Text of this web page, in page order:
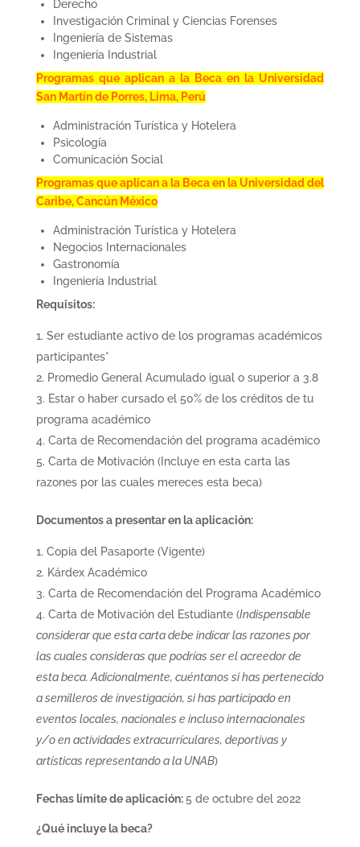
Derecho
Investigación Criminal y Ciencias Forenses
Ingeniería de Sistemas
Ingeniería Industrial
Programas que aplican a la Beca en la Universidad
San Martín de Porres, Lima, Perú
Administración Turística y Hotelera
Psicología
Comunicación Social
Programas que aplican a la Beca en la Universidad del
Caribe, Cancún México
Administración Turística y Hotelera
Negocios Internacionales
Gastronomía
Ingeniería Industrial
Requisitos:
Ser estudiante activo de los programas académicos
participantes*
Promedio General Acumulado igual o superior a 3.8
Estar o haber cursado el 50% de los créditos de tu
programa académico
Carta de Recomendación del programa académico
Carta de Motivación (Incluye en esta carta las
razones por las cuales mereces esta beca)
Documentos a presentar en la aplicación:
Copia del Pasaporte (Vigente)
Kárdex Académico
Carta de Recomendación del Programa Académico
Carta de Motivación del Estudiante (Indispensable
considerar que esta carta debe indicar las razones por
las cuales consideras que podrías ser el acreedor de
esta beca. Adicionalmente, cuéntanos si has pertenecido
a semilleros de investigación, si has participado en
eventos locales, nacionales e incluso internacionales
y/o en actividades extracurrículares, deportivas y
artísticas representando a la UNAB)
Fechas límite de aplicación:5 de octubre del 2022
¿Qué incluye la beca?